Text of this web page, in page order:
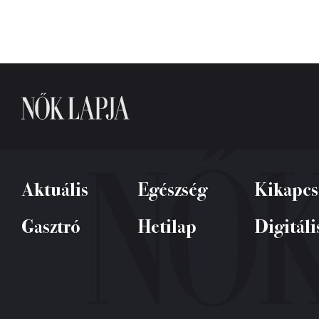
Aktuális Egészség
Kikapcs
Gasztró
Hetilap